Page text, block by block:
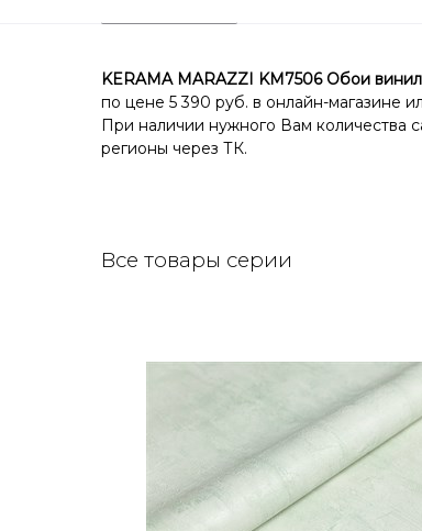
KERAMA MARAZZI KM7506 Обои
по цене 5 390 руб. в онлайн-магазине
При наличии нужного Вам количества
регионы через ТК.
Все товары серии